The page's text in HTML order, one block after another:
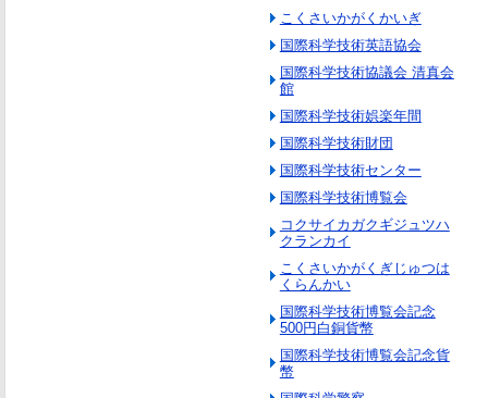
こくさいかがくかいぎ
国際科学技術英語協会
国際科学技術協議会 清真会
館
国際科学技術娯楽年間
国際科学技術財団
国際科学技術センター
国際科学技術博覧会
コクサイカガクギジュツハ
クランカイ
こくさいかがくぎじゅつは
くらんかい
国際科学技術博覧会記念
500円白銅貨幣
国際科学技術博覧会記念貨
幣